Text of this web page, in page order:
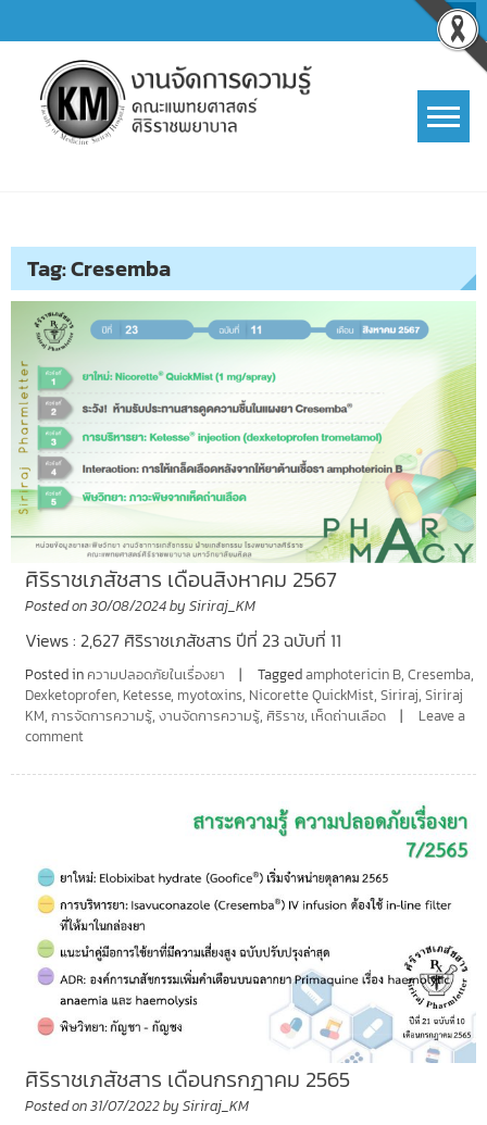
to
content
Tag:Cresemba
ศิริราชเภสัชสาร เดือนสิงหาคม 2567
Posted on30/08/2024by Siriraj_KM
Views : 2,627 ศิริราชเภสัชสาร ปีที่ 23 ฉบับที่ 11
Posted in ความปลอดภัยในเรื่องยา Taggedamphotericin B, Cresemba,
Dexketoprofen, Ketesse, myotoxins, Nicorette QuickMist, Siriraj, Siriraj
KM, การจัดการความรู้, งานจัดการความรู้, ศิริราช, เห็ดถ่านเลือด
Leave a
comment
ศิริราชเภสัชสาร เดือนกรกฎาคม 2565
Posted on31/07/2022by Siriraj_KM